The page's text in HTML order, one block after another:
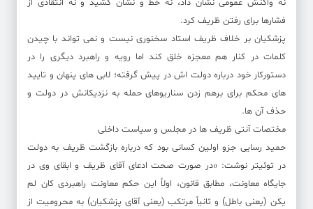
نه واکنش عمومی نشان داد، نه خط و نشان کشید و نه انتقادی از
فشارها برای رفتن ظریف کرد.
پزشکیان بر خلاف ظریف استاد سخنوری نیست و نمی تواند با چیدن
کلمات در کنار هم معجزه خلق کند اما رویه و راهبرد دیگری را در
دستورکار خود درباره دولت اش در پیش گرفته؛ لابی های پنهان و تایید
های محکم برای برهم زدن سناریوهای حمله به نزدیکانش در دولت و
حذف آن ها.
مختصات آنتی ظریف ها در مجلس و سیاست داخلی
حمید رسایی جزو اولین کسانی بود که درباره بازگشت ظریف به دولت
در توئیتر نوشت: «در صورت صحت ادعای آقای ظریف و ابقای وی در
جایگاه معاونت، مطابق قانون، اولاً این حکم معاونت راهبردی کان لم
یکن (یعنی باطل) و ثانیاً مرتکب (یعنی آقای پزشکیان) به محرومیت از